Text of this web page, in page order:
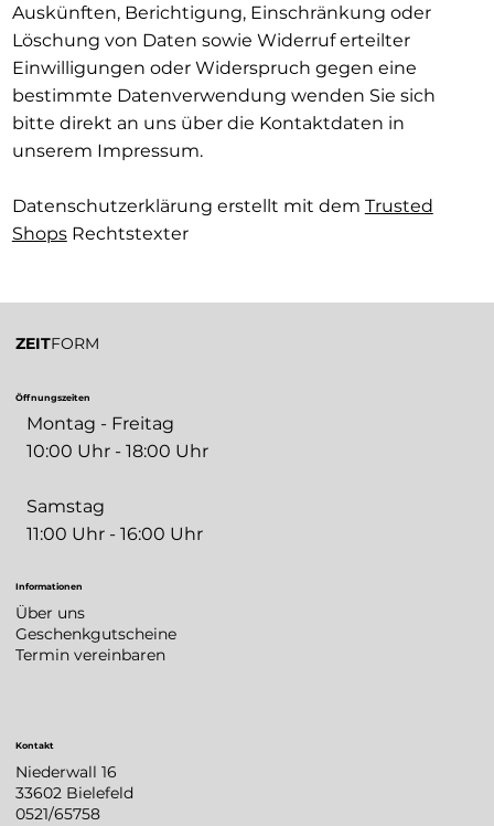
Auskünften, Berichtigung, Einschränkung oder
Löschung von Daten sowie Widerruf erteilter
Einwilligungen oder Widerspruch gegen eine
bestimmte Datenverwendung wenden Sie sich
bitte direkt an uns über die Kontaktdaten in
unserem Impressum.
Datenschutzerklärung erstellt mit dem Trusted
ShopsRechtstexter
ZEITFORM
Öffnungszeiten
Montag - Freitag
10:00 Uhr - 18:00 Uhr
Samstag
11:00 Uhr - 16:00 Uhr
Informationen
Über uns
Geschenkgutscheine
Termin vereinbaren
Kontakt
Niederwall 16
33602 Bielefeld
0521/65758